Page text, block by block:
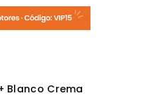
Ottoman
Blanco Crema